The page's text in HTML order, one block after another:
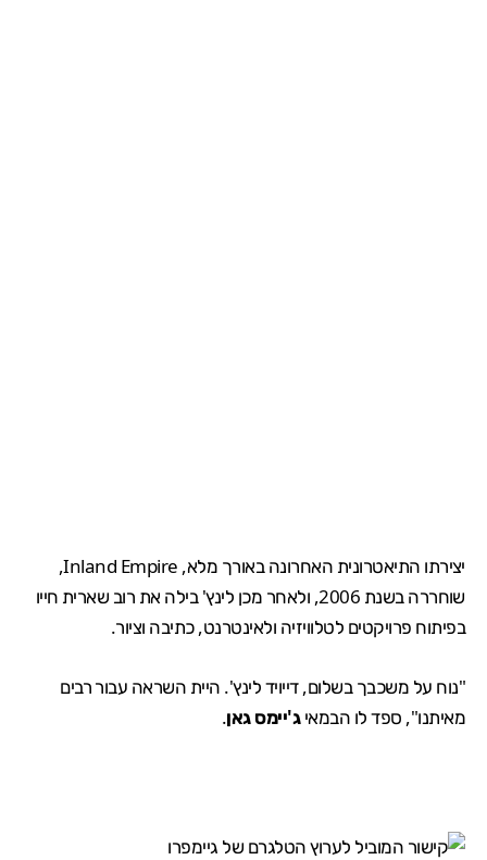
יצירתו התיאטרונית האחרונה באורך מלא, Inland Empire,
שוחררה בשנת 2006, ולאחר מכן לינץ' בילה את רוב שארית חייו
בפיתוח פרויקטים לטלוויזיה ולאינטרנט, כתיבה וציור.
"נוח על משכבך בשלום, דייויד לינץ'. היית השראה עבור רבים
מאיתנו", ספד לו הבמאיג'יימס גאן.